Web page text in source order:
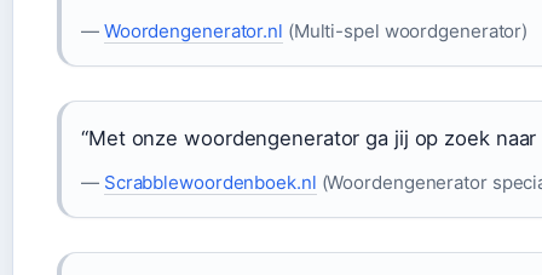
— Woordengenerator.nl (Multi-spel woordgenerator)
“Met onze woordengenerator ga jij op zoek
— Scrabblewoordenboek.nl (Woordengenerator